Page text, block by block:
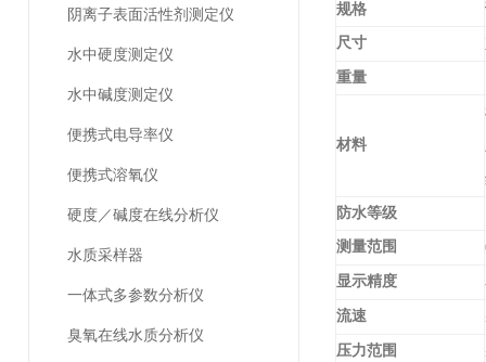
阴离子表面活性剂测定仪
水中硬度测定仪
水中碱度测定仪
便携式电导率仪
便携式溶氧仪
硬度／碱度在线分析仪
水质采样器
一体式多参数分析仪
臭氧在线水质分析仪
规格
尺寸
重量
材料
防水等级
测量范围
显示精度
流速
压力范围